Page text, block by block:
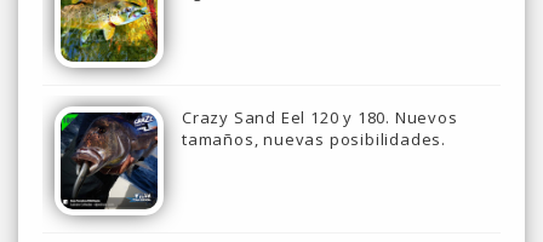
Crazy Sand Eel 120 y 180. Nuevos
tamaños, nuevas posibilidades.